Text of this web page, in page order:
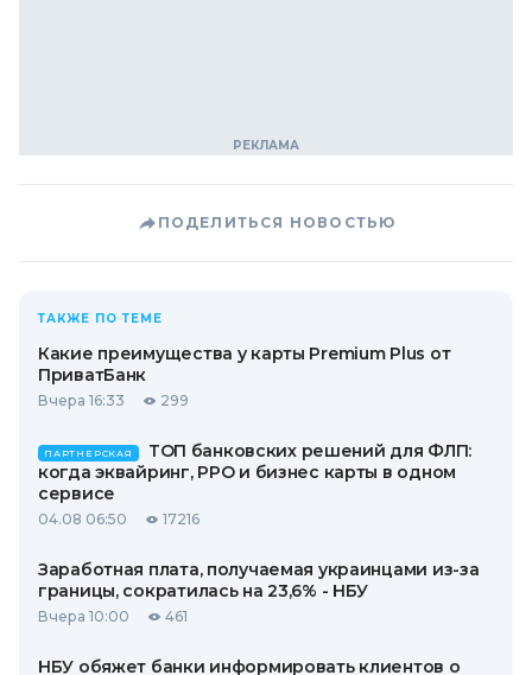
ПОДЕЛИТЬСЯ НОВОСТЬЮ
ТАКЖЕ ПО ТЕМЕ
Какие преимущества у карты Premium Plus от
ПриватБанк
Вчера 16:33 299
ПАРТНЕРСКАЯ
ТОП банковских решений для ФЛП:
когда эквайринг, РРО и бизнес карты в одном
сервисе
04.08 06:50 17216
Заработная плата, получаемая украинцами из-за
границы, сократилась на 23,6% - НБУ
Вчера 10:00 461
НБУ обяжет банки информировать клиентов о